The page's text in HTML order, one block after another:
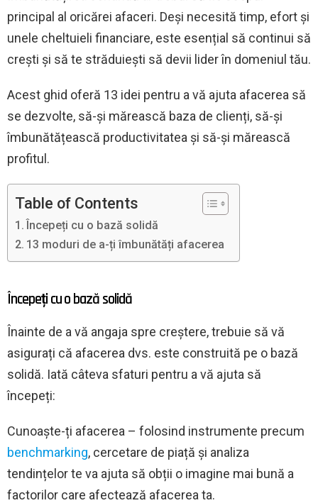
principal al oricărei afaceri. Deși necesită timp, efort și
unele cheltuieli financiare, este esențial să continui să
crești și să te străduiești să devii lider în domeniul tău.
Acest ghid oferă 13 idei pentru a vă ajuta afacerea să
se dezvolte, să-și mărească baza de clienți, să-și
îmbunătățească productivitatea și să-și mărească
profitul.
Table of Contents
Începeți cu o bază solidă
13 moduri de a-ți îmbunătăți afacerea
Începeți cu o bază solidă
Înainte de a vă angaja spre creștere, trebuie să vă
asigurați că afacerea dvs. este construită pe o bază
solidă. Iată câteva sfaturi pentru a vă ajuta să
începeți:
Cunoaște-ți afacerea – folosind instrumente precum
benchmarking, cercetare de piață și analiza
tendințelor te va ajuta să obții o imagine mai bună a
factorilor care afectează afacerea ta.